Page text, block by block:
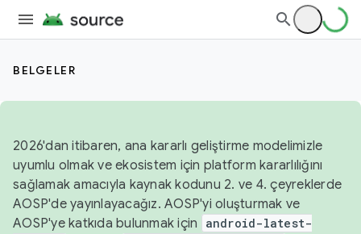
BELGELER
2026'dan itibaren, ana kararlı geliştirme modelimizle
uyumlu olmak ve ekosistem için platform kararlılığını
sağlamak amacıyla kaynak kodunu 2. ve 4. çeyreklerde
AOSP'de yayınlayacağız. AOSP'yi oluşturmak ve
AOSP'ye katkıda bulunmak için
android-latest-